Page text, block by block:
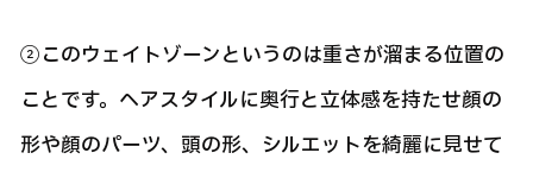
②このウェイトゾーンというのは重さが溜まる位置の
ことです。ヘアスタイルに奥行と立体感を持たせ顔の
形や顔のパーツ、頭の形、シルエットを綺麗に見せて